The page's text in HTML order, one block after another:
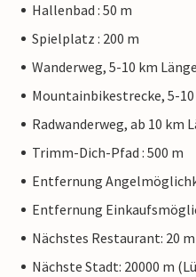
Hallenbad : 50 m
Spielplatz : 200 m
Wanderweg, 5-10 km
Mountainbikestrecke, 5-10
Radwanderweg, ab 10 km
Trimm-Dich-Pfad : 500 m
Entfernung
Entfernung
Nächstes Restaurant: 20 m
Nächste Stadt: 20000 m